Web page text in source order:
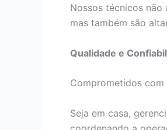
Nossos técnicos não
mas também são
Qualidade e
Comprometidos
Seja em casa,